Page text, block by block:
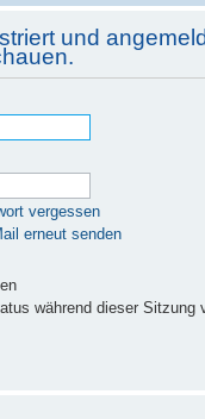
und
vergessen
erneut senden
während dieser Sitzung